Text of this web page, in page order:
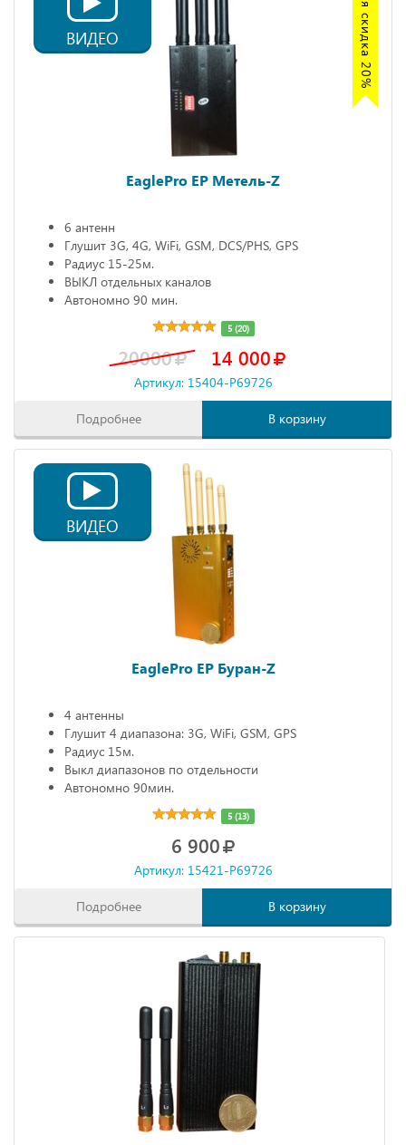
Акция скидка 20%
ВИДЕО
EaglePro EP Метель-Z
6 антенн
Глушит 3G, 4G, WiFi, GSM, DCS/PHS, GPS
Радиус 15-25м.
ВЫКЛ отдельных каналов
Автономно 90 мин.
5 (20)
20000 14 000
Артикул: 15404-P69726
Подробнее В корзину
ВИДЕО
EaglePro EP Буран-Z
4 антенны
Глушит 4 диапазона: 3G, WiFi, GSM, GPS
Радиус 15м.
Выкл диапазонов по отдельности
Автономно 90мин.
5 (13)
6 900
Артикул: 15421-P69726
Подробнее В корзину